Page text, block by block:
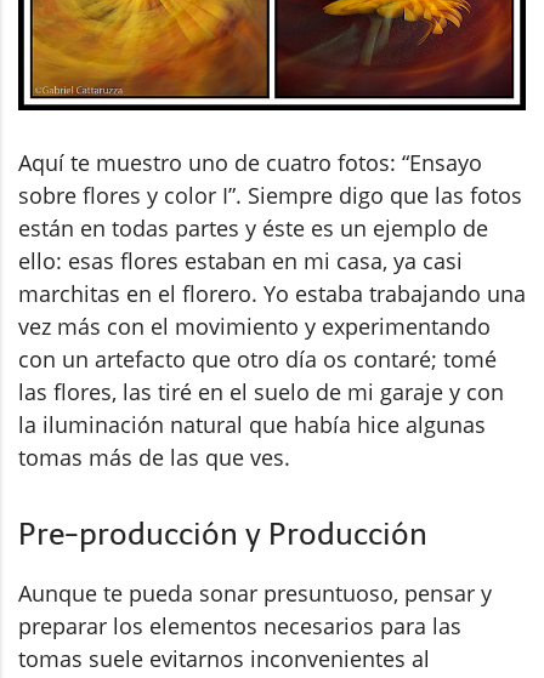
Aquí te muestro uno de cuatro fotos: “Ensayo
sobre flores y color I”. Siempre digo que las fotos
están en todas partes y éste es un ejemplo de
ello: esas flores estaban en mi casa, ya casi
marchitas en el florero. Yo estaba trabajando una
vez más con el movimiento y experimentando
con un artefacto que otro día os contaré; tomé
las flores, las tiré en el suelo de mi garaje y con
la iluminación natural que había hice algunas
tomas más de las que ves.
Pre-producción y Producción
Aunque te pueda sonar presuntuoso, pensar y
preparar los elementos necesarios para las
tomas suele evitarnos inconvenientes al